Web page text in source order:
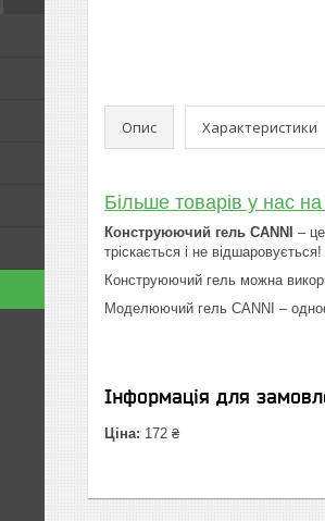
Опис Характеристики
Більше товарів у нас на
Конструюючий гель CANNI
–
тріскається і не
Конструюючий гель можна
Моделюючий гель CANNI –
Інформація для
Ціна: 172 ₴